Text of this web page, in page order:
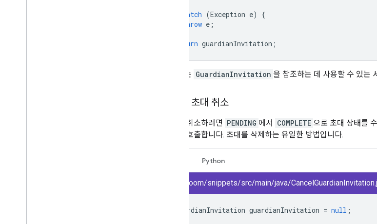
catch (Exception e)
{
throw e ;
return guardianInvitation ;
응답에는 GuardianInvitation 을 참조하는 데 사용할 수 있는
보호자 초대 취소
초대를 취소하려면 PENDING 에서 COMPLETE 으로 초대 상태를
서드를 호출합니다. 초대를 삭제하는 유일한 방법입니다.
Python
classroom/snippets/src/main/java/
GuardianInvitation guardianInvitation = null ;